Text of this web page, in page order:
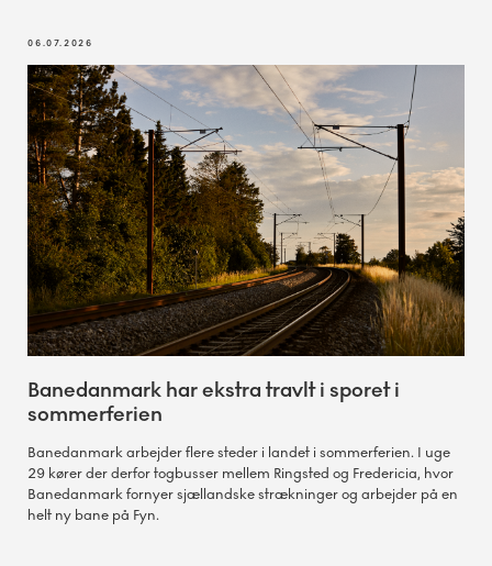
06.07.2026
Banedanmark har ekstra travlt i sporet i
sommerferien
Banedanmark arbejder flere steder i landet i sommerferien. I uge
29 kører der derfor togbusser mellem Ringsted og Fredericia, hvor
Banedanmark fornyer sjællandske strækninger og arbejder på en
helt ny bane på Fyn.